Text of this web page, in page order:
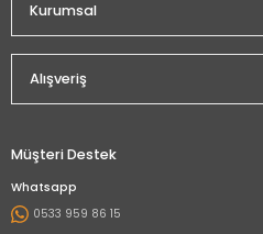
Kurumsal
Alışveriş
Müşteri Destek
Whatsapp
0533 959 86 15